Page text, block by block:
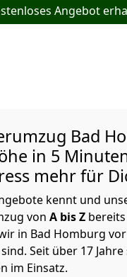
Angebot
Bad
in 5
mehr für
kennt und
von A bis Z
in Bad Homburg
Seit über 17
im Einsatz.